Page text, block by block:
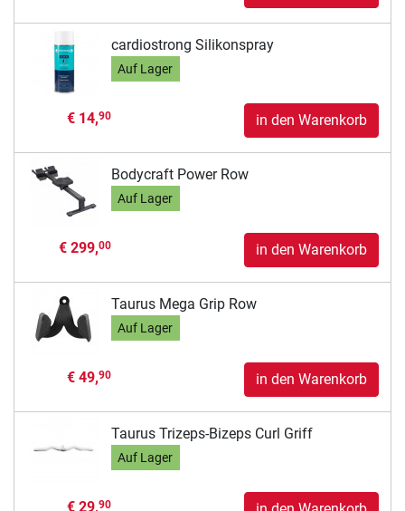
cardiostrong Silikonspray
Auf Lager
€ 14,90 in den Warenkorb
Bodycraft Power Row
Auf Lager
€ 299,00 in den Warenkorb
Taurus Mega Grip Row
Auf Lager
€ 49,90 in den Warenkorb
Taurus Trizeps-Bizeps Curl Griff
Auf Lager
€ 29,90